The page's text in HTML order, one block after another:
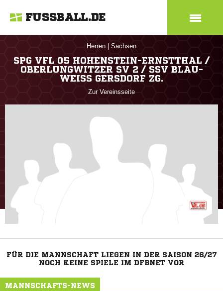
FUSSBALL.DE
Herren Sachsen
SPG VFL 05 HOHENSTEIN-ERNSTTHAL /
OBERLUNGWITZER SV 2 / SSV BLAU-
WEISS GERSDORF ZG.
Zur Vereinsseite
FÜR DIE MANNSCHAFT LIEGEN IN DER SAISON 26/27
NOCH KEINE SPIELE IM DFBNET VOR
MANNSCHAFTS-NEWS